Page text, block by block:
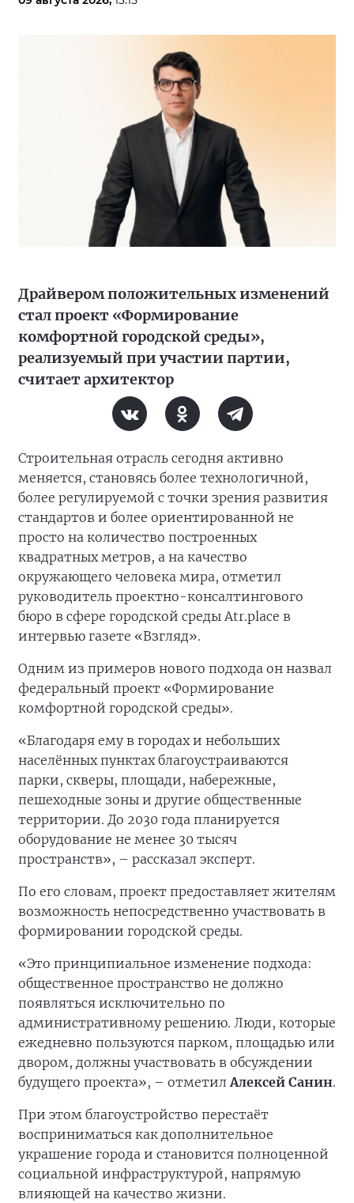
Драйвером положительных изменений
стал проект «Формирование
комфортной городской среды»,
реализуемый при участии партии,
считает архитектор
Строительная отрасль сегодня активно
меняется, становясь более технологичной,
более регулируемой с точки зрения развития
стандартов и более ориентированной не
просто на количество построенных
квадратных метров, а на качество
окружающего человека мира, отметил
руководитель проектно-консалтингового
бюро в сфере городской среды Atr.place в
интервью газете «Взгляд».
Одним из примеров нового подхода он назвал
федеральный проект «Формирование
комфортной городской среды».
«Благодаря ему в городах и небольших
населённых пунктах благоустраиваются
парки, скверы, площади, набережные,
пешеходные зоны и другие общественные
территории. До 2030 года планируется
оборудование не менее 30 тысяч
пространств», – рассказал эксперт.
По его словам, проект предоставляет жителям
возможность непосредственно участвовать в
формировании городской среды.
«Это принципиальное изменение подхода:
общественное пространство не должно
появляться исключительно по
административному решению. Люди, которые
ежедневно пользуются парком, площадью или
двором, должны участвовать в обсуждении
будущего проекта», – отметилАлексей Санин.
При этом благоустройство перестаёт
восприниматься как дополнительное
украшение города и становится полноценной
социальной инфраструктурой, напрямую
влияющей на качество жизни.